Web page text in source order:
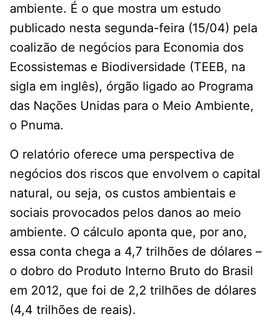
ambiente. É o que mostra um estudo
publicado nesta segunda-feira (15/04) pela
coalizão de negócios para Economia dos
Ecossistemas e Biodiversidade (TEEB, na
sigla em inglês), órgão ligado ao Programa
das Nações Unidas para o Meio Ambiente,
o Pnuma.
O relatório oferece uma perspectiva de
negócios dos riscos que envolvem o capital
natural, ou seja, os custos ambientais e
sociais provocados pelos danos ao meio
ambiente. O cálculo aponta que, por ano,
essa conta chega a 4,7 trilhões de dólares –
o dobro do Produto Interno Bruto do Brasil
em 2012, que foi de 2,2 trilhões de dólares
(4,4 trilhões de reais).